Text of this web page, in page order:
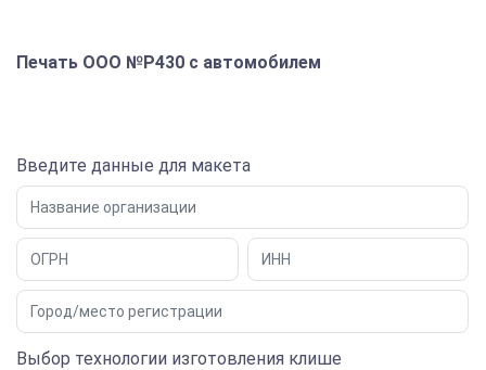
Печать ООО №Р430 с автомобилем
Введите данные для макета
Выбор технологии изготовления клише